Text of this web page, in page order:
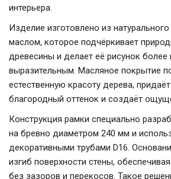
интерьера.
Изделие изготовлено из
маслом, которое подчёркивает
древесины и делает её рисунок
выразительным. Масляное покрытие
естественную красоту дерева,
благородный оттенок и создаёт
Конструкция рамки специально
на бревно диаметром 240 мм и
декоративными трубами D16.
изгиб поверхности стены,
без зазоров и перекосов. Такое